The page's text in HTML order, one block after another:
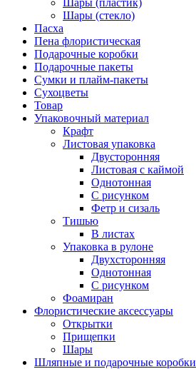
Шары (пластик)
Шары (стекло)
Пасха
Пена флористическая
Подарочные коробки
Подарочные пакеты
Сумки и плайм-пакеты
Сухоцветы
Товар
Упаковочный материал
Крафт
Листовая упаковка
Двусторонняя
Листовая с каймой
Однотонная
С рисунком
Фетр и сизаль
Тишью
В листах
Упаковка в рулоне
Двухсторонняя
Однотонная
С рисунком
Фоамиран
Флористические аксессуары
Открытки
Прищепки
Шары
Шляпные и подарочные коробки